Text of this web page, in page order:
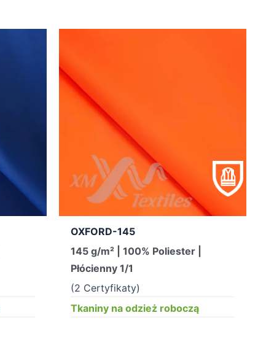
OXFORD-145
145 g/m² | 100% Poliester |
Płócienny 1/1
(2 Certyfikaty)
Tkaniny na odzież roboczą